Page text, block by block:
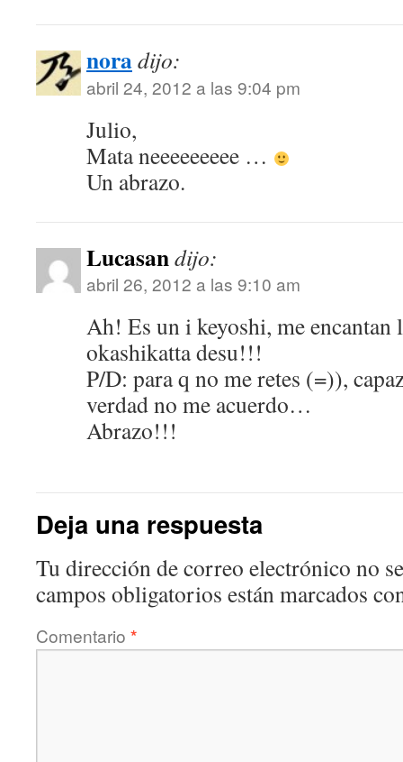
noradijo:
abril 24, 2012 a las 9:04 pm
Julio,
Mata neeeeeeeee …
Un abrazo.
Lucasandijo:
abril 26, 2012 a las 9:10 am
Ah! Es un i keyoshi, me encantan
okashikatta desu!!!
P/D: para q no me retes (=)),
verdad no me acuerdo…
Abrazo!!!
Deja una respuesta
Tu dirección de correo electrónico no
campos obligatorios están marcados
Comentario *